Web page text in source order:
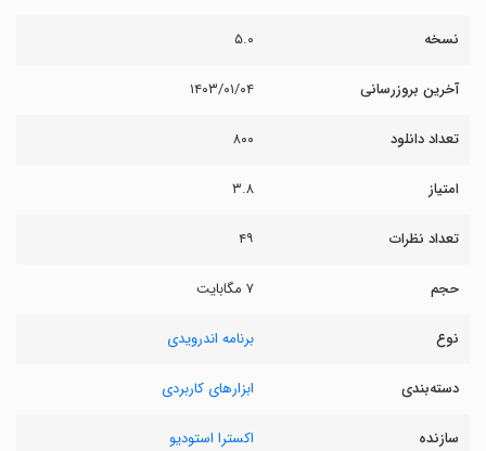
نسخه ۵.۰
آخرین بروزرسانی ۱۴۰۳/۰۱/۰۴
تعداد دانلود ۸۰۰
امتیاز ۳.۸
تعداد نظرات ۴۹
حجم ۷ مگابایت
نوع برنامه اندرویدی
دسته‌بندی ابزارهای کاربردی
سازنده اکسترا استودیو